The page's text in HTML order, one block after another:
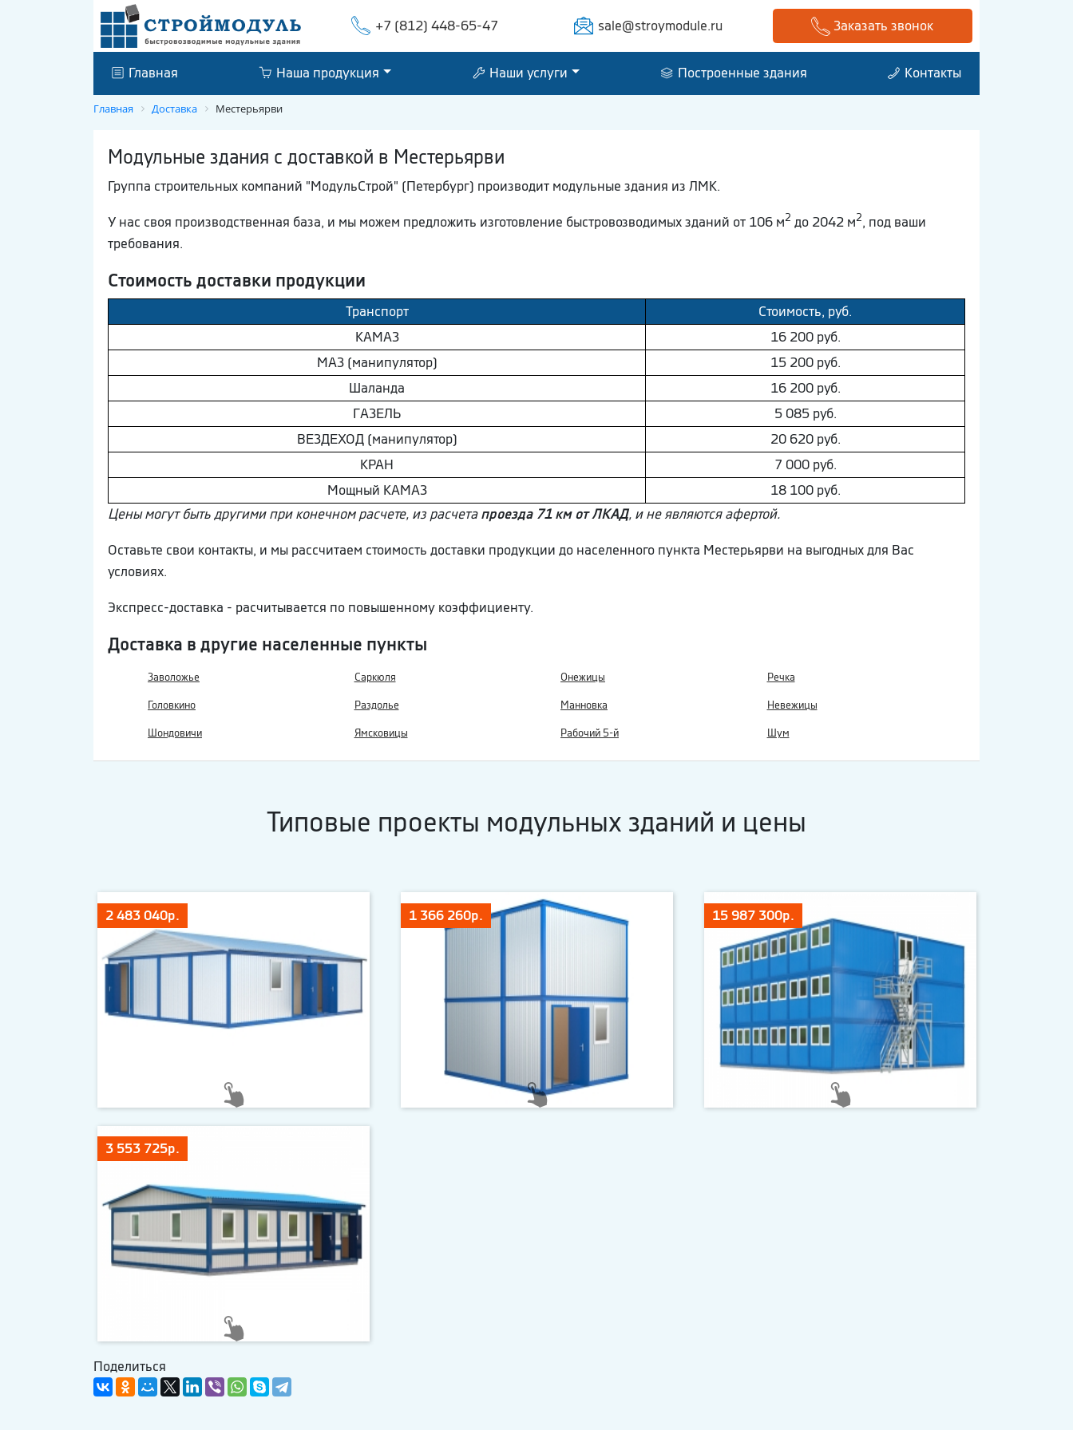
+7 (812) 448-65-47 sale@stroymodule.ru Заказать звонок
Главная Наша продукция Наши услуги Построенные здания Контакты
Главная Доставка Местерьярви
Модульные здания с доставкой в Местерьярви
Группа строительных компаний "МодульСтрой" (Петербург) производит модульные здания из ЛМК.
У нас своя производственная база, и мы можем предложить изготовление быстровозводимых зданий от 106 м2 до 2042 м2, под ваши
требования.
Стоимость доставки продукции
Транспорт
Стоимость, руб.
КAМAЗ
16 200 руб.
МAЗ (манипулятор)
15 200 руб.
Шaлaнда
16 200 руб.
ГAЗEЛЬ
5 085 руб.
ВEЗДEХОД (манипулятор)
20 620 руб.
КРАН
7 000 руб.
Мощный КAМAЗ
18 100 руб.
Цены могут быть другими при конечном расчете, из расчетапроезда 71 км от ЛКАД, и не являются афертой.
Оставьте свои контакты, и мы рассчитаем стоимость доставки продукции до населенного пункта Местерьярви на выгодных для Вас
условиях.
Экспресс-доставка - расчитывается по повышенному коэффициенту.
Доставка в другие населенные пункты
Заволожье Саркюля Онежицы Речка
Головкино Раздолье Манновка Невежицы
Шондовичи Ямсковицы Рабочий 5-й Шум
Типовые проекты модульных зданий и цены
2 483 040р. 1 366 260р. 15 987 300р.
3 553 725р.
Поделиться